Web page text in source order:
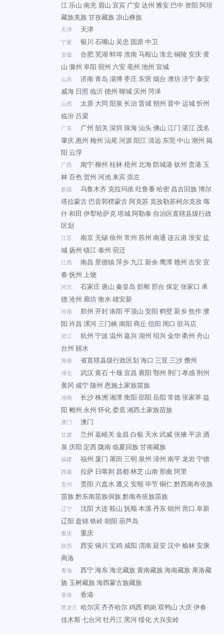
江 乐山 南充 眉山 宜宾 广安达州 雅安 巴中 资阳 阿坝
藏族羌族甘孜藏族凉山彝族
天津 天津
宁夏 银川 石嘴山 吴忠 固原中卫
安徽 合肥芜湖 蚌埠淮南马鞍山 淮北铜陵 安庆黄
山 滁州 阜阳 宿州 六安亳州 池州 宣城
山东 济南青岛 淄博枣庄 东营烟台 潍坊济宁泰安
威海 日照 临沂德州 聊城滨州 菏泽
山西 太原 大同 阳泉 长治晋城朔州 晋中 运城忻州
临汾 吕梁
广东 广州 韶关 深圳 珠海汕头佛山 江门 湛江 茂名
肇庆惠州 梅州 汕尾 河源阳江清远 东莞中山 潮州 揭
阳 云浮
广西 南宁柳州 桂林梧州 北海防城港钦州 贵港 玉
林百色贺州 河池来宾崇左
新疆 乌鲁木齐 克拉玛依 吐鲁番 哈密 昌吉回族博尔
塔拉蒙古 巴音郭楞蒙古阿克苏 克孜勒苏柯尔克孜喀
什和田 伊犁哈萨克塔城阿勒泰 自治区直辖县级行政
区划
江苏 南京无锡徐州 常州 苏州 南通 连云港淮安盐
城扬州 镇江泰州 宿迁
江西 南昌 景德镇萍乡 九江 新余鹰潭赣州 吉安宜
春 抚州 上饶
河北 石家庄 唐山 秦皇岛 邯郸邢台 保定 张家口 承
德沧州 廊坊衡水雄安新
河南 郑州 开封洛阳 平顶山 安阳 鹤壁 新乡焦作濮
阳 许昌 漯河三门峡南阳 商丘 信阳 周口 驻马店
浙江 杭州 宁波 温州 嘉兴湖州 绍兴金华衢州 舟山
台州 丽水
海南 省直辖县级行政区划 海口 三亚 三沙儋州
湖北 武汉 黄石十堰 宜昌 襄阳 鄂州 荆门 孝感荆州
黄冈 咸宁随州 恩施土家族苗族
湖南 长沙株洲 湘潭衡阳 邵阳 岳阳 常德张家界 益
阳 郴州 永州 怀化娄底湘西土家族苗族
澳门 澳门
甘肃 兰州 嘉峪关 金昌 白银 天水武威张掖平凉酒
泉 庆阳 定西陇南临夏回族甘南藏族
福建 福州 厦门 莆田 三明 泉州 漳州 南平龙岩宁德
西藏 拉萨 日喀则 昌都林芝 山南那曲 阿里
贵州 贵阳 六盘水遵义 安顺毕节铜仁黔西南布依族
苗族黔东南苗族侗族黔南布依族苗族
辽宁 沈阳 大连鞍山 抚顺本溪丹东锦州 营口 阜新
辽阳 盘锦铁岭朝阳 葫芦岛
重庆 重庆
陕西 西安铜川 宝鸡 咸阳 渭南延安汉中 榆林安康
商洛
青海 西宁海东海北藏族黄南藏族海南藏族果洛藏
族 玉树藏族海西蒙古族藏族
香港 香港
黑龙江 哈尔滨齐齐哈尔鸡西鹤岗 双鸭山 大庆伊春
佳木斯七台河牡丹江黑河绥化 大兴安岭